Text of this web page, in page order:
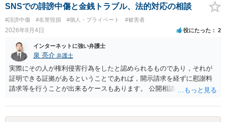
下の拘禁刑又は五十万円以下の罰金に処する。 一 威迫し、偽計を用
い又は誘惑して面会を要求すること。 二 拒まれたにもかかわらず、
反復して面会を要求すること。 三 金銭その他の利益を供与し、又は
その申込み若しくは約束をして面会を要求すること。 2前項の罪を犯
し、よってわいせつの目的で当該十六歳未満の者と面会をした者は、
二年以下の拘禁刑又は百万円以下の罰金に処する。
SNSでの誹謗中傷と金銭トラブル、法的対応の相談
#誹謗中傷 #名誉毀損 #個人・プライベート #被害者
2026年8月4日 役にたった 2
インターネットに強い弁護士
泉 亮介 弁護士
実際にその人が権利侵害行為をしたと認められるものであり，それが
証明できる証拠があるということであれば，開示請求を経ずに慰謝料
請求等を行うことが出来るケースもあります。 公開相談の場では回答
に個別に相談されると良いでしょう。